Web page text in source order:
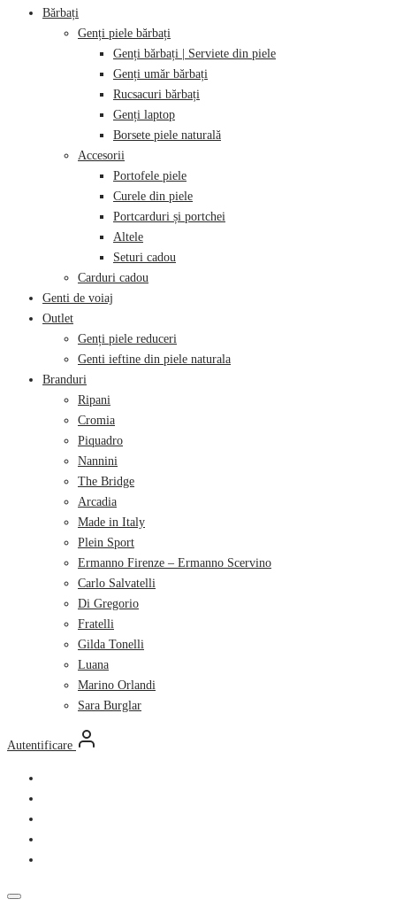
Bărbați
Genți piele bărbați
Genți bărbați | Serviete din piele
Genți umăr bărbați
Rucsacuri bărbați
Genți laptop
Borsete piele naturală
Accesorii
Portofele piele
Curele din piele
Portcarduri și portchei
Altele
Seturi cadou
Carduri cadou
Genti de voiaj
Outlet
Genți piele reduceri
Genti ieftine din piele naturala
Branduri
Ripani
Cromia
Piquadro
Nannini
The Bridge
Arcadia
Made in Italy
Plein Sport
Ermanno Firenze – Ermanno Scervino
Carlo Salvatelli
Di Gregorio
Fratelli
Gilda Tonelli
Luana
Marino Orlandi
Sara Burglar
Autentificare